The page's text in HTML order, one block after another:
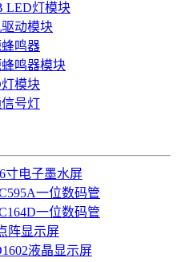
LED灯模块
动模块
鸣器
鸣器模块
模块
号灯
寸电子墨水屏
一位数码管
一位数码管
阵显示屏
液晶显示屏